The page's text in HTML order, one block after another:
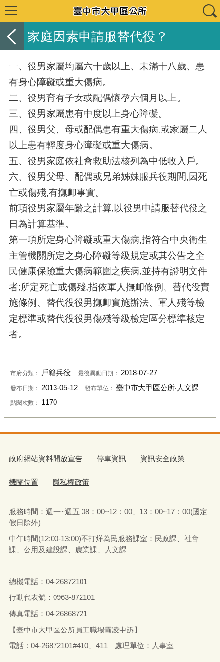
家庭因素申請服替代役？
一、役男家屬均屬六十歲以上、未滿十八歲、患
有身心障礙或重大傷病。
二、役男育有子女或配偶懷孕六個月以上。
三、役男家屬患有中度以上身心障礙。
四、役男父、母或配偶患有重大傷病,或家屬二人
以上患有輕度身心障礙或重大傷病。
五、役男家庭依社會救助法核列為中低收入戶。
六、役男父母、配偶或兄弟姊妹服兵役期間,因死
亡或傷殘,有撫卹事實。
前項役男家屬年齡之計算,以役男申請服替代役之
日為計算基準。
第一項所定身心障礙或重大傷病,指符合中央衛生
主管機關所定之身心障礙等級規定或其公告之全
民健康保險重大傷病範圍之疾病,並持有證明文件
者;所定死亡或傷殘,指依軍人撫卹條例、替代役實
施條例、替代役役男撫卹實施辦法、軍人殘等檢
定標準或替代役役男傷殘等級檢定區分標準核定
者。
市府分類： 戶籍兵役 最後異動日期： 2018-07-27
發布日期： 2013-05-12 發布單位： 臺中市大甲區公所‧人文課
點閱次數： 1170
政府網站資料開放宣告 停車資訊 資訊安全政策
機關位置 隱私權政策
服務時間：週一~週五 08：00~12：00、13：00~17：00(國定
假日除外)
中午時間(12:00-13:00)不打烊為民服務課室：民政課、社會
課、公用及建設課、農業課、人文課
總機電話：04-26872101
行動代表號：0963-872101
傳真電話：04-26868721
【臺中市大甲區公所員工職場霸凌申訴】
電話：04-26872101#410、411 處理單位：人事室